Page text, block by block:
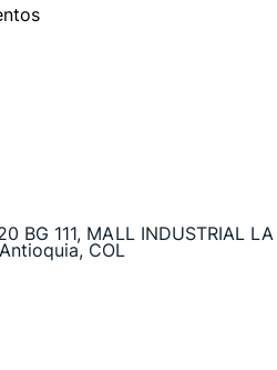
BG 111, MALL INDUSTRIAL LA
COL